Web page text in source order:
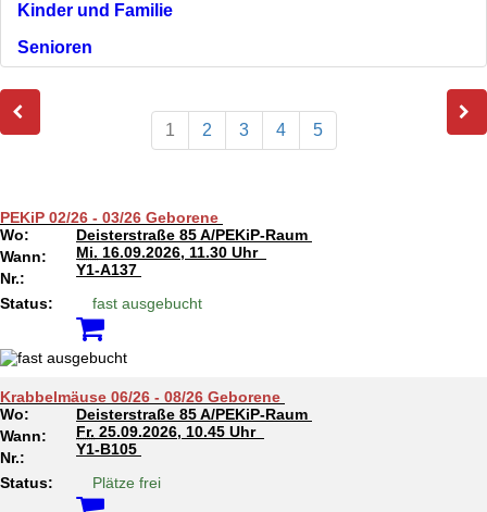
Kinder und Familie
Senioren
1 2 3 4 5
PEKiP 02/26 - 03/26 Geborene
Wo:
Deisterstraße 85 A/PEKiP-Raum
Wann:
Mi. 16.09.2026, 11.30 Uhr
Nr.:
Y1-A137
Status:
fast ausgebucht
Krabbelmäuse 06/26 - 08/26 Geborene
Wo:
Deisterstraße 85 A/PEKiP-Raum
Wann:
Fr. 25.09.2026, 10.45 Uhr
Nr.:
Y1-B105
Status:
Plätze frei